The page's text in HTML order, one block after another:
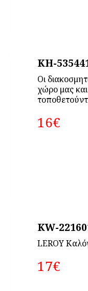
KH-
Οι
χώρο μας
16‎€
KW-
LEROY
17‎€